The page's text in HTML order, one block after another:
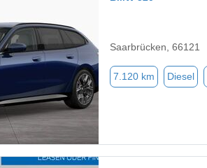
Saarbrücken, 66121
7.120 km Diesel